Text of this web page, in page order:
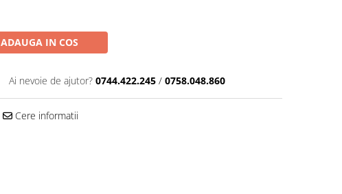
ADAUGA IN COS
Ai nevoie de ajutor? 0744.422.245 / 0758.048.860
Cere informatii